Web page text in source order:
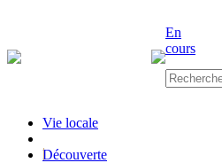
En
cours
Vie locale
|Découverte